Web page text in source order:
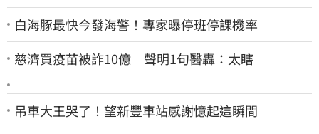
白海豚最快今發海警！專家曝停班停課機率
慈濟買疫苗被詐10億 聲明1句醫轟：太瞎
吊車大王哭了！望新豐車站感謝憶起這瞬間